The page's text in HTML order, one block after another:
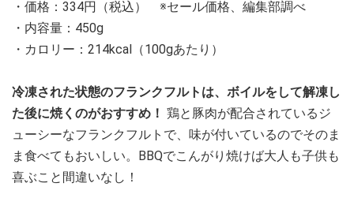
・価格：334円（税込） ※セール価格、編集部調べ
・内容量：450g
・カロリー：214kcal（100gあたり）
冷凍された状態のフランクフルトは、ボイルをして解凍し
た後に焼くのがおすすめ！ 鶏と豚肉が配合されているジ
ューシーなフランクフルトで、味が付いているのでそのま
ま食べてもおいしい。BBQでこんがり焼けば大人も子供も
喜ぶこと間違いなし！